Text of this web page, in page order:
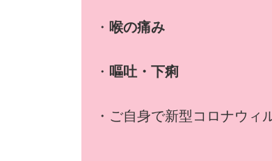
・ 喉の痛み
・ 嘔吐・下痢
・ご自身で新型コロナウィ